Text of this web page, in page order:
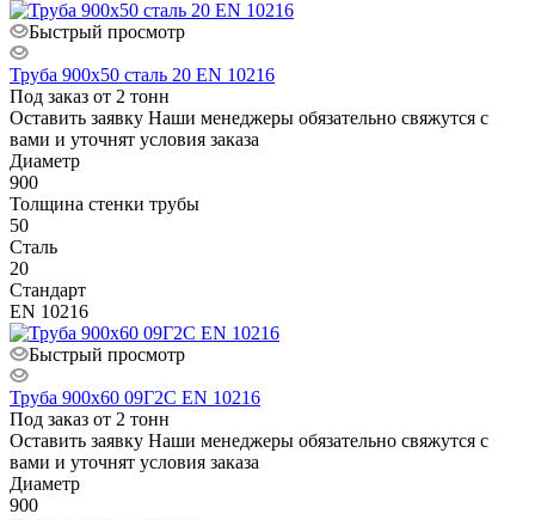
Быстрый просмотр
Труба 900х50 сталь 20 EN 10216
Под заказ от 2 тонн
Оставить заявку Наши менеджеры обязательно свяжутся с
вами и уточнят условия заказа
Диаметр
900
Толщина стенки трубы
50
Сталь
20
Стандарт
EN 10216
Быстрый просмотр
Труба 900х60 09Г2С EN 10216
Под заказ от 2 тонн
Оставить заявку Наши менеджеры обязательно свяжутся с
вами и уточнят условия заказа
Диаметр
900